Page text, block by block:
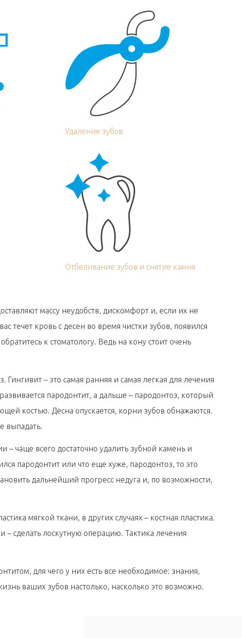
Удаление зубов
Отбеливание зубов и снятие камня
массу неудобств, дискомфорт и, если их не
течет кровь с десен во время чистки зубов, появился
к стоматологу. Ведь на кону стоит очень
– это самая ранняя и самая легкая для лечения
пародонтит, а дальше – пародонтоз, который
костью. Десна опускается, корни зубов обнажаются.
выпадать.
– чаще всего достаточно удалить зубной камень и
пародонтит или что еще хуже, пародонтоз, то это
дальнейший прогресс недуга и, по возможности,
мягкой ткани, в других случаях – костная пластика.
сделать лоскутную операцию. Тактика лечения
для чего у них есть все необходимое: знания,
ваших зубов настолько, насколько это возможно.